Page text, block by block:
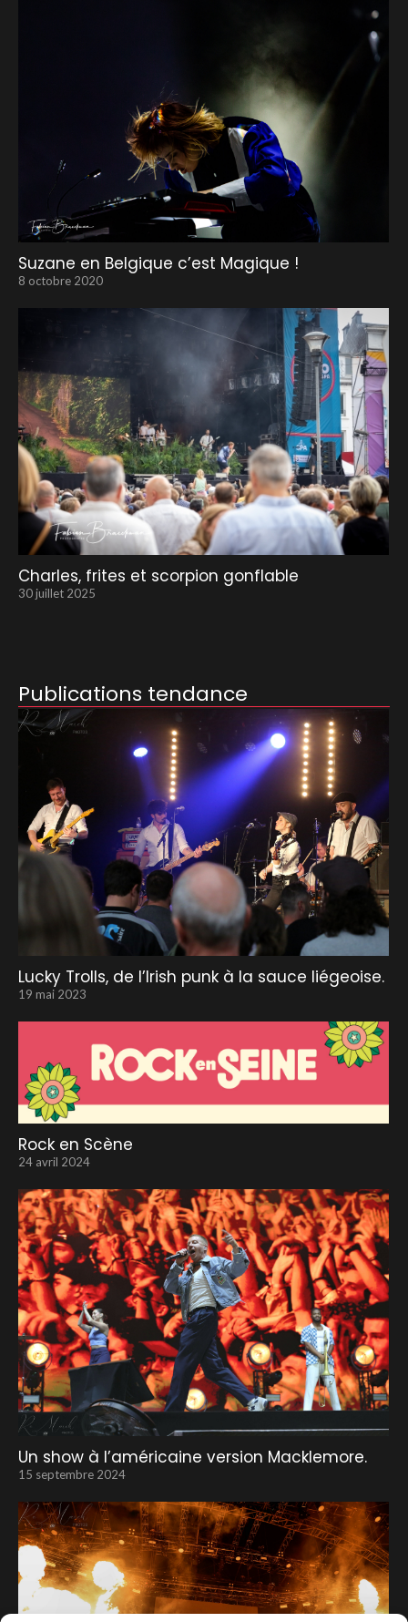
Suzane en Belgique c’est Magique !
8 octobre 2020
Charles, frites et scorpion gonflable
30 juillet 2025
Publications tendance
Lucky Trolls, de l’Irish punk à la sauce liégeoise.
19 mai 2023
Rock en Scène
24 avril 2024
Un show à l’américaine version Macklemore.
15 septembre 2024